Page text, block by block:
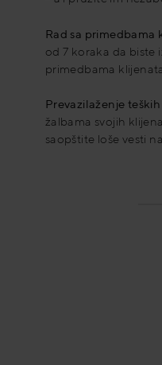
Rad sa primedbama
od 7 koraka da biste
primedbama klijenata.
Prevazilaženje
žalbama svojih
saopštite loše vesti